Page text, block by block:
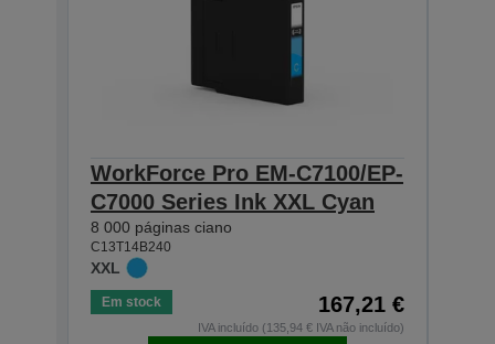
WorkForce Pro EM-C7100/EP-
C7000 Series Ink XXL Cyan
8 000 páginas ciano
C13T14B240
XXL
Em stock 167,21 €
IVA incluído (135,94 € IVA não incluído)